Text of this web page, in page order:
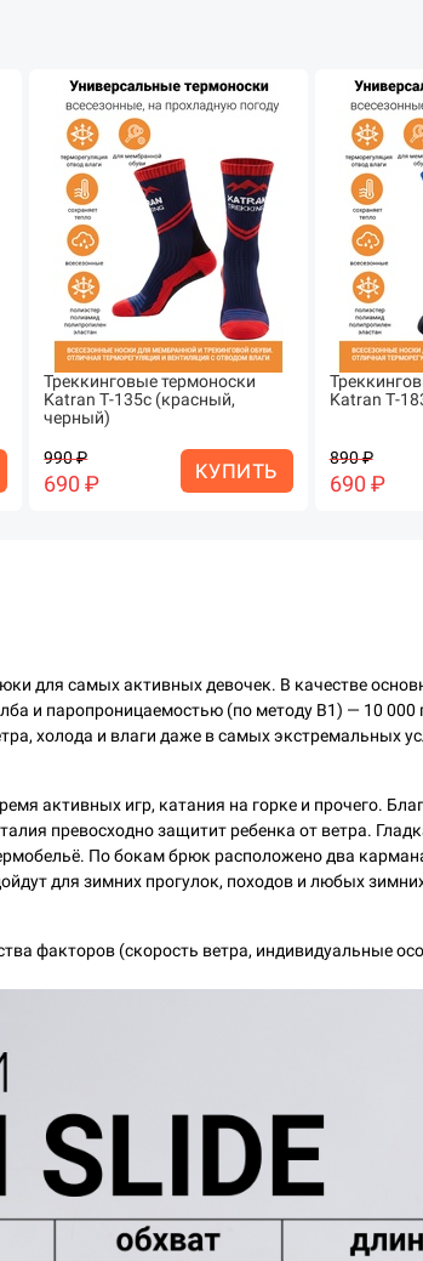
Треккинговые термоноски
Katran Т-135с (красный,
черный)
990 ₽
690 ₽ КУПИТЬ
Katran Т-
890 ₽
690 ₽
для самых активных девочек. В качестве
и паропроницаемостью (по методу B1) — 10
холода и влаги даже в самых экстремальных
активных игр, катания на горке и прочего.
превосходно защитит ребенка от ветра.
По бокам брюк расположено два
для зимних прогулок, походов и любых
факторов (скорость ветра, индивидуальные